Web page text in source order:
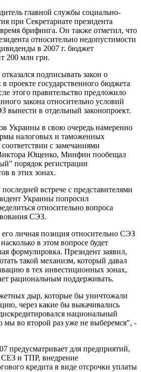
главной службы социально-
при Секретариате президента
брифинга. Он также отметил, что
относительно недопустимости
в 2007 г. бюджет
200 млн грн.
подписывать закон о
проекте государственного бюджета
этого правительство предложило
закона относительно условий
вынести в отдельный законопроект.
Украины в свою очередь намеренно
налоговых и таможенных
с замечаниями
Ющенко, Минфин пообещал
порядок регистрации
в этих зонах.
встрече с представителями
Украины попросил
относительно вопроса
СЭЗ.
личная позиция относительно СЭЗ
в этом вопросе будет
формулировка. Президент заявил,
такой механизм, который давал
в тех инвестиционных зонах,
рациональным поддерживать.
дыр, которые бы уничтожали
через какие бы выкачивались
национальный
мы во второй раз уже не выберемся", -
предусматривает для предприятий,
СЕЗ и ТПР, внедрение
кредита в виде отсрочки уплаты